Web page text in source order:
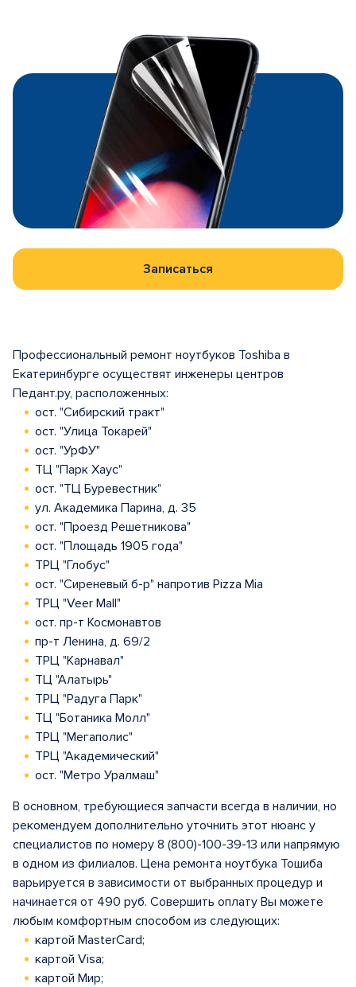
Записаться
Профессиональный ремонт ноутбуков Toshiba в
Екатеринбурге осуществят инженеры центров
Педант.ру, расположенных:
ост. "Сибирский тракт"
ост. "Улица Токарей"
ост. "УрФУ"
ТЦ "Парк Хаус"
ост. "ТЦ Буревестник"
ул. Академика Парина, д. 35
ост. "Проезд Решетникова"
ост. "Площадь 1905 года"
ТРЦ "Глобус"
ост. "Сиреневый б-р" напротив Pizza Mia
ТРЦ "Veer Mall"
ост. пр-т Космонавтов
пр-т Ленина, д. 69/2
ТРЦ "Карнавал"
ТЦ "Алатырь"
ТРЦ "Радуга Парк"
ТЦ "Ботаника Молл"
ТРЦ "Мегаполис"
ТРЦ "Академический"
ост. "Метро Уралмаш"
В основном, требующиеся запчасти всегда в наличии, но
рекомендуем дополнительно уточнить этот нюанс у
специалистов по номеру 8 (800)-100-39-13 или напрямую
в одном из филиалов. Цена ремонта ноутбука Тошиба
варьируется в зависимости от выбранных процедур и
начинается от 490 руб. Совершить оплату Вы можете
любым комфортным способом из следующих:
картой MasterCard;
картой Visa;
картой Мир;